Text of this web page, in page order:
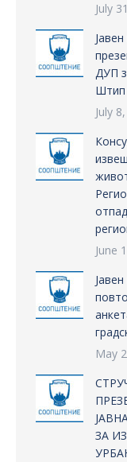
July
ДУП
July
June
May
ЗА